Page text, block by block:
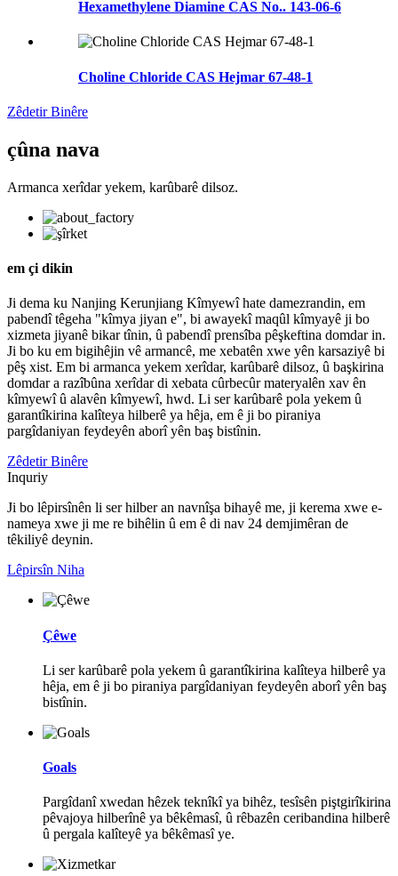
Hexamethylene Diamine CAS No.. 143-06-6
Choline Chloride CAS Hejmar 67-48-1
Zêdetir Binêre
çûna nava
Armanca xerîdar yekem, karûbarê dilsoz.
em çi dikin
Ji dema ku Nanjing Kerunjiang Kîmyewî hate damezrandin, em
pabendî têgeha "kîmya jiyan e", bi awayekî maqûl kîmyayê ji bo
xizmeta jiyanê bikar tînin, û pabendî prensîba pêşkeftina domdar in.
Ji bo ku em bigihêjin vê armancê, me xebatên xwe yên karsaziyê bi
pêş xist. Em bi armanca yekem xerîdar, karûbarê dilsoz, û başkirina
domdar a razîbûna xerîdar di xebata cûrbecûr materyalên xav ên
kîmyewî û alavên kîmyewî, hwd. Li ser karûbarê pola yekem û
garantîkirina kalîteya hilberê ya hêja, em ê ji bo piraniya
pargîdaniyan feydeyên aborî yên baş bistînin.
Zêdetir Binêre
Inquriy
Ji bo lêpirsînên li ser hilber an navnîşa bihayê me, ji kerema xwe e-
nameya xwe ji me re bihêlin û em ê di nav 24 demjimêran de
têkiliyê deynin.
Lêpirsîn Niha
Çêwe
Li ser karûbarê pola yekem û garantîkirina kalîteya hilberê ya
hêja, em ê ji bo piraniya pargîdaniyan feydeyên aborî yên baş
bistînin.
Goals
Pargîdanî xwedan hêzek teknîkî ya bihêz, tesîsên piştgirîkirina
pêvajoya hilberînê ya bêkêmasî, û rêbazên ceribandina hilberê
û pergala kalîteyê ya bêkêmasî ye.